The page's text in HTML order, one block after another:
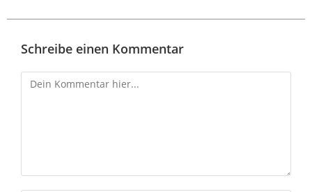
Schreibe einen Kommentar